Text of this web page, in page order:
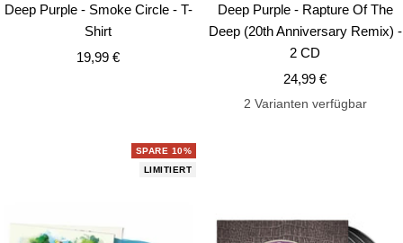
Deep Purple - Smoke Circle - T-
Shirt
Angebotspreis
19,99 €
Deep Purple - Rapture Of The
Deep (20th Anniversary Remix) -
2 CD
Angebotspreis
24,99 €
2 Varianten verfügbar
SPARE 10%
LIMITIERT